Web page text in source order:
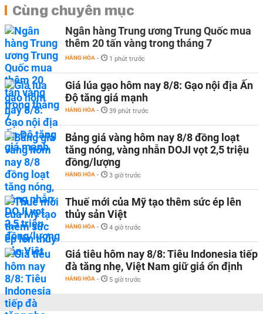
Cùng chuyên mục
Ngân hàng Trung ương Trung Quốc mua
thêm 20 tấn vàng trong tháng 7
HÀNG HÓA - 1 phút trước
Giá lúa gạo hôm nay 8/8: Gạo nội địa Ấn
Độ tăng giá mạnh
HÀNG HÓA - 39 phút trước
Bảng giá vàng hôm nay 8/8 đồng loạt
tăng nóng, vàng nhẫn DOJI vọt 2,5 triệu
đồng/lượng
HÀNG HÓA - 3 giờ trước
Thuế mới của Mỹ tạo thêm sức ép lên
thủy sản Việt
HÀNG HÓA - 4 giờ trước
Giá tiêu hôm nay 8/8: Tiêu Indonesia tiếp
đà tăng nhẹ, Việt Nam giữ giá ổn định
HÀNG HÓA - 5 giờ trước